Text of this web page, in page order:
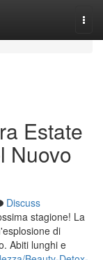
Estate
Nuovo
Discuss
stagione! La
di
Abiti lunghi e